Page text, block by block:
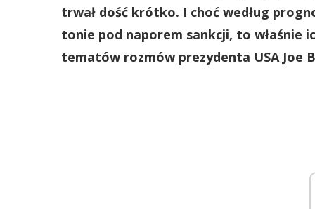
trwał dość krótko. I choć według
tonie pod naporem sankcji, to właśnie
tematów rozmów prezydenta USA Joe